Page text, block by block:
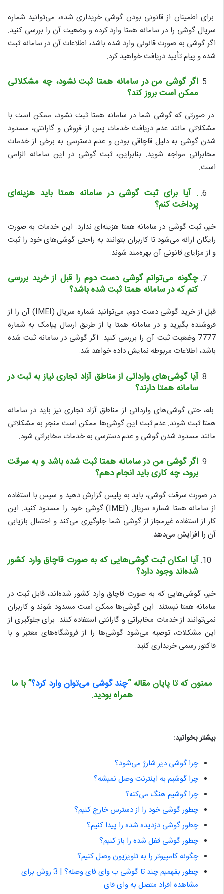
برای اطمینان از قانونی بودن گوشی خریداری شده، می‌توانید شماره
سریال گوشی را در سامانه همتا وارد کرده و وضعیت آن را بررسی کنید.
اگر گوشی به صورت قانونی وارد شده باشد، اطلاعات آن در سامانه ثبت
شده و پیام تأیید دریافت خواهید کرد.
اگر گوشی من در سامانه همتا ثبت نشود، چه مشکلاتی
ممکن است بروز کند؟
در صورتی که گوشی شما در سامانه همتا ثبت نشود، ممکن است با
مشکلاتی مانند عدم دریافت خدمات پس از فروش و گارانتی، مسدود
شدن گوشی به دلیل قاچاقی بودن و عدم دسترسی به برخی از خدمات
مخابراتی مواجه شوید. بنابراین، ثبت گوشی در این سامانه الزامی
است.
.آیا برای ثبت گوشی در سامانه همتا باید هزینه‌ای
پرداخت کنم؟
خیر، ثبت گوشی در سامانه همتا هزینه‌ای ندارد. این خدمات به صورت
رایگان ارائه می‌شود تا کاربران بتوانند به راحتی گوشی‌های خود را ثبت
و از مزایای قانونی آن بهره‌مند شوند.
چگونه می‌توانم گوشی دست دوم را قبل از خرید بررسی
کنم که در سامانه همتا ثبت شده باشد؟
قبل از خرید گوشی دست دوم، می‌توانید شماره سریال (IMEI) آن را از
فروشنده بگیرید و در سامانه همتا یا از طریق ارسال پیامک به شماره
7777 وضعیت ثبت آن را بررسی کنید. اگر گوشی در سامانه ثبت شده
باشد، اطلاعات مربوطه نمایش داده خواهد شد.
آیا گوشی‌های وارداتی از مناطق آزاد تجاری نیاز به ثبت در
سامانه همتا دارند؟
بله، حتی گوشی‌های وارداتی از مناطق آزاد تجاری نیز باید در سامانه
همتا ثبت شوند. عدم ثبت این گوشی‌ها ممکن است منجر به مشکلاتی
مانند مسدود شدن گوشی و عدم دسترسی به خدمات مخابراتی شود.
اگر گوشی من در سامانه همتا ثبت شده باشد و به سرقت
برود، چه کاری باید انجام دهم؟
در صورت سرقت گوشی، باید به پلیس گزارش دهید و سپس با استفاده
از سامانه همتا شماره سریال (IMEI) گوشی خود را مسدود کنید. این
کار از استفاده غیرمجاز از گوشی شما جلوگیری می‌کند و احتمال بازیابی
آن را افزایش می‌دهد.
آیا امکان ثبت گوشی‌هایی که به صورت قاچاق وارد کشور
شده‌اند وجود دارد؟
خیر، گوشی‌هایی که به صورت قاچاق وارد کشور شده‌اند، قابل ثبت در
سامانه همتا نیستند. این گوشی‌ها ممکن است مسدود شوند و کاربران
نمی‌توانند از خدمات مخابراتی و گارانتی استفاده کنند. برای جلوگیری از
این مشکلات، توصیه می‌شود گوشی‌ها را از فروشگاه‌های معتبر و با
فاکتور رسمی خریداری کنید.
ممنون که تا پایان مقاله “چند گوشی می‌توان وارد کرد؟” با ما
همراه بودید.
بیشتر بخوانید:
چرا گوشی دیر شارژ می‌شود؟
چرا گوشیم به اینترنت وصل نمیشه؟
چرا گوشیم هنگ می‌کنه؟
چطور گوشی خود را از دسترس خارج کنیم؟
چطور گوشی دزدیده شده را پیدا کنیم؟
چطور گوشی قفل شده را باز کنیم؟
چگونه کامپیوتر را به تلویزیون وصل کنیم؟
چطور بفهمیم چند تا گوشی ب وای فای وصله؟ | 3 روش برای
مشاهده افراد متصل به وای فای